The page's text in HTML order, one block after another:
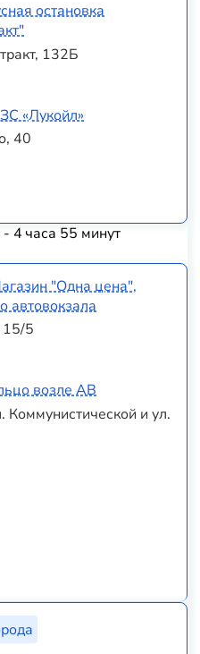
остановка
132Б
«Лукойл»
40
4 часа 55 минут
"Одна цена",
автовокзала
15/5
возле АВ
Коммунистической и ул.